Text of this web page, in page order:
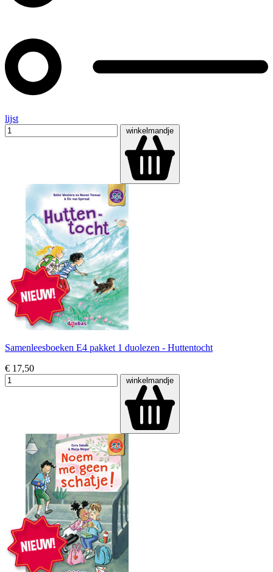
lijst
winkelmandje
Samenleesboeken E4 pakket 1 duolezen - Huttentocht
€ 17,50
winkelmandje